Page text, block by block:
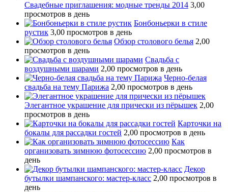
Свадебные приглашения: модные тренды 2014 3,00
просмотров в день
Бонбоньерки в стиле
рустик 3,00 просмотров в день
Обзор столового белья 2,00
просмотров в день
Свадьба с
воздушными шарами 2,00 просмотров в день
Черно-белая
свадьба на тему Парижа 2,00 просмотров в день
Элегантное украшение для прически из пёрышек 2,00
просмотров в день
Карточки на
бокалы для рассадки гостей 2,00 просмотров в день
Как
организовать зимнюю фотосессию 2,00 просмотров в
день
Декор
бутылки шампанского: мастер-класс 2,00 просмотров в
день